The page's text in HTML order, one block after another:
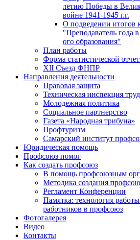
летию Победы в
войне 1941-1945 г.г.
О подведении итогов
"Преподаватель года
ого образования"
План работы
Форма статистической
XII Съезд ФНПР
Направления деятельности
Правовая защита
Техническая инспекция
Молодежная политика
Социальное партнерство
Газета «Народная трибуна»
Профтуризм
Самарский институт
Юридическая помощь
Профсоюз помог
Как создать профсоюз
В помощь профсоюзным
Методика создания
Регламент Конференции
Памятка: технология
работников в профсоюз
Фотогалерея
Видео
Контакты